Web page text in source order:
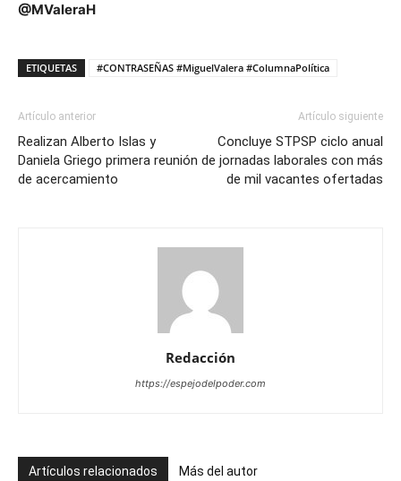
@MValeraH
ETIQUETAS #CONTRASEÑAS #MiguelValera #ColumnaPolítica
Artículo anterior
Realizan Alberto Islas y
Daniela Griego primera reunión
de acercamiento
Artículo siguiente
Concluye STPSP ciclo anual
de jornadas laborales con más
de mil vacantes ofertadas
Redacción
https://espejodelpoder.com
Artículos relacionados Más del autor